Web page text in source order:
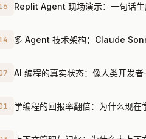
Replit Agent 现场演示：一句话
多 Agent 技术架构：Claude
AI 编程的真实状态：像人类开发
学编程的回报率翻倍：为什么现在